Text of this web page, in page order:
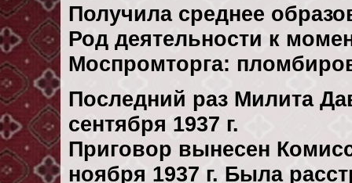
Получила среднее
Род деятельности к
Моспромторга:
Последний раз Милита
сентября 1937 г.
Приговор вынесен
ноября 1937 г. Была